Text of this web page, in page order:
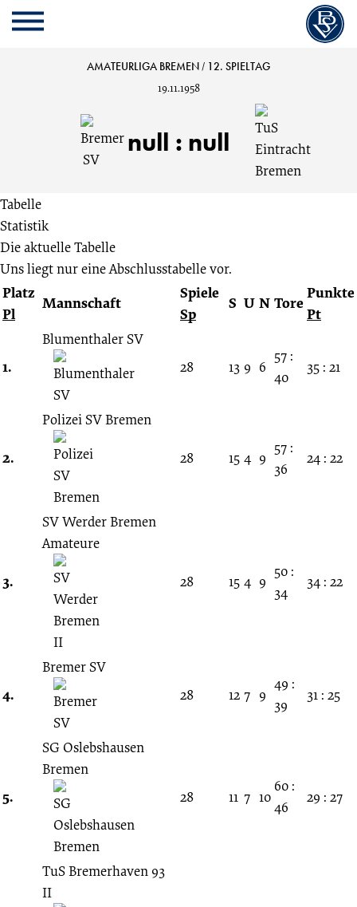
Cookie
Einstellungen
Zum
Inhalt
Cookie
Einstellungen
Kopfbereich
MENU
Bremer
TuS
Eintracht
Bremen
0:0
12.
Spieltag
19.11.1958
1958/1959
(Amateurliga
Bremen)
AMATEURLIGA BREMEN / 12. SPIELTAG
19.11.1958
null : null
Tabelle
Statistik
Die aktuelle Tabelle
Uns liegt nur eine Abschlusstabelle vor.
Platz
Pl
Mannschaft
Spiele
Sp
S U N Tore
Punkte
Pt
1.
Blumenthaler SV
28
13 9 6
57 :
40
35 : 21
2.
Polizei SV Bremen
28 15 4 9
57 :
36
24 : 22
3.
SV Werder Bremen
Amateure
28 15 4 9
50 :
34
34 : 22
4.
Bremer SV
28
12 7 9
49 :
39
31 : 25
5.
SG Oslebshausen
Bremen
28
11 7 10
60 :
46
29 : 27
TuS Bremerhaven 93
II